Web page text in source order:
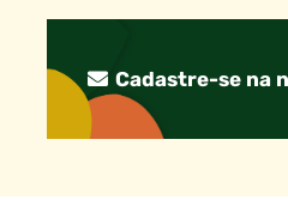
Cadastre-se na